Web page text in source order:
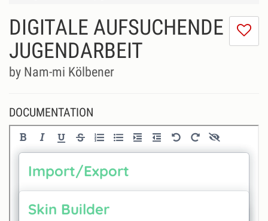
I
DIGITALE AUFSUCHENDE
JUGENDARBEIT
by Nam-mi Kölbener
DOCUMENTATION